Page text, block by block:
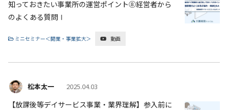
知っておきたい事業所の運営ポイント⑧経営者から
のよくある質問Ⅰ
動画
ミニセミナー＜開業・事業拡大＞
松本太一 2025.04.03
【放課後等デイサービス事業・業界理解】参入前に